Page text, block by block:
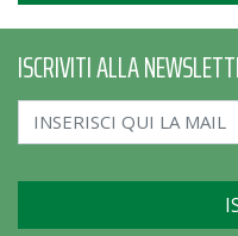
ISCRIVITI ALLA